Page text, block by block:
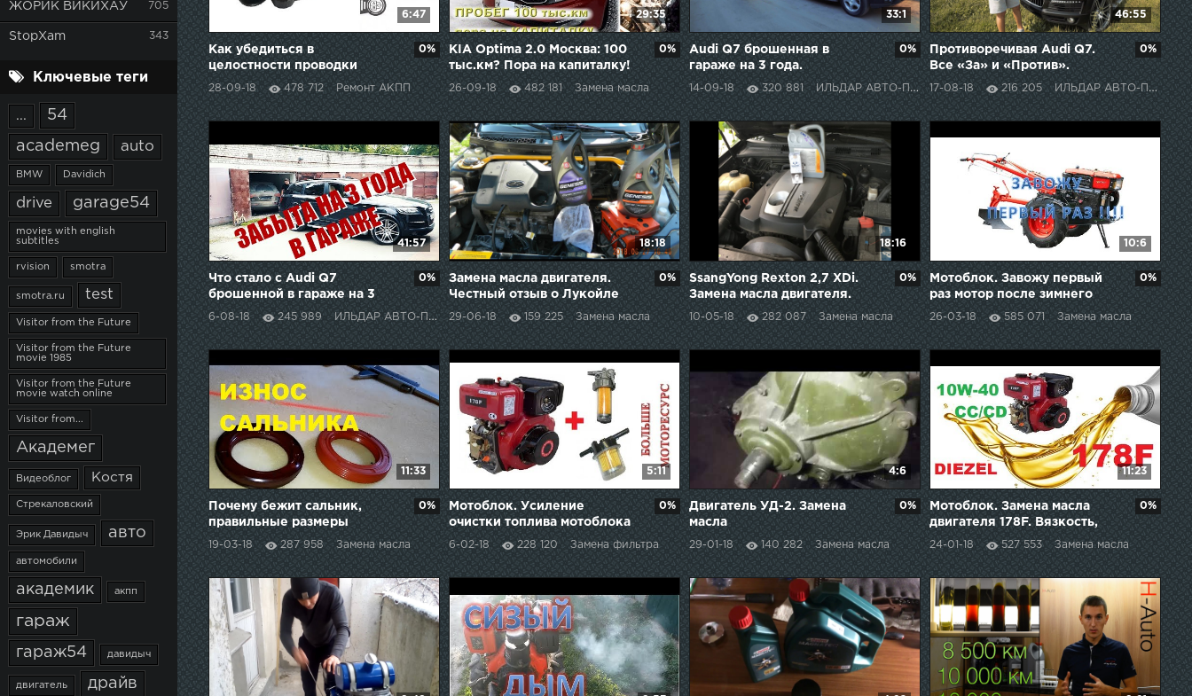
ЖОРИК ВИКИХАУ 705
StopXam 343
Ключевые теги
... 54
academeg auto
BMW Davidich
drive garage54
movies with english
subtitles
rvision smotra
smotra.ru test
Visitor from the Future
Visitor from the Future
movie 1985
Visitor from the Future
movie watch online
Visitor from...
Академег
Видеоблог Костя
Стрекаловский
Эрик Давидыч авто
автомобили
академик акпп
гараж
гараж54 давидыч
двигатель драйв
6:47
Как убедиться в
целостности проводки
ДПДЗ. Датчик положения
дроссельной заслонки.
28-09-18 478 712 Ремонт АКПП
0%
29:35
KIA Optima 2.0 Москва: 100
тыс.км? Пора на капиталку!
26-09-18 482 181 Замена масла
0%
33:1
Audi Q7 брошенная в
гараже на 3 года.
Продолжение.
14-09-18 320 881 ИЛЬДАР АВТО-ПОДБОР
0%
46:55
Противоречивая Audi Q7.
Все «За» и «Против».
17-08-18 216 205 ИЛЬДАР АВТО-ПОДБОР
0%
41:57
Что стало с Audi Q7
брошенной в гараже на 3
года/what`s become of Audi
Q7 abandoned for 3 years
6-08-18 245 989 ИЛЬДАР АВТО-ПОДБОР
0%
18:18
Замена масла двигателя.
Честный отзыв о Лукойле
синтетика. Ваз 2110-11-12
29-06-18 159 225 Замена масла
0%
18:16
SsangYong Rexton 2,7 XDi.
Замена масла двигателя.
Все просто (для
начинающих)
10-05-18 282 087 Замена масла
0%
10:6
Мотоблок. Завожу первый
раз мотор после зимнего
простоя, три месяца
26-03-18 585 071 Замена масла
0%
11:33
Почему бежит сальник,
правильные размеры
сальника. Замена
переднего сальника
коленвала МЕМЗ
19-03-18 287 958 Замена масла
0%
5:11
Мотоблок. Усиление
очистки топлива мотоблока
IZ-105. Дизеля 178F.
6-02-18 228 120 Замена фильтра
0%
4:6
Двигатель УД-2. Замена
масла
29-01-18 140 282 Замена масла
0%
11:23
Мотоблок. Замена масла
двигателя 178F. Вязкость,
классификация по API.
Датчик масла.
24-01-18 527 553 Замена масла
0%